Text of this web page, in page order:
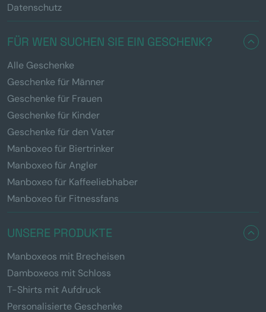
Datenschutz
FÜR WEN SUCHEN SIE EIN GESCHENK?
Alle Geschenke
Geschenke für Männer
Geschenke für Frauen
Geschenke für Kinder
Geschenke für den Vater
Manboxeo für Biertrinker
Manboxeo für Angler
Manboxeo für Kaffeeliebhaber
Manboxeo für Fitnessfans
UNSERE PRODUKTE
Manboxeos mit Brecheisen
Damboxeos mit Schloss
T-Shirts mit Aufdruck
Personalisierte Geschenke